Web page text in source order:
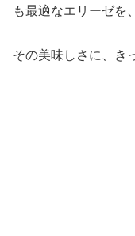
も最適なエリーゼを
その美味しさに、き